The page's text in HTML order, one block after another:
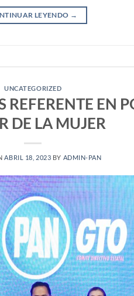
LEYENDO →
UNCATEGORIZED
EN
DE LA MUJER
ABRIL 18, 2023 BY ADMIN-PAN